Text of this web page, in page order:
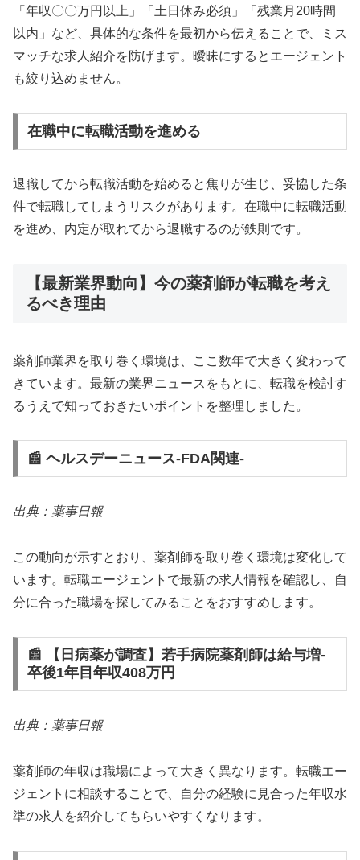
「年収〇〇万円以上」「土日休み必須」「残業月20時間
以内」など、具体的な条件を最初から伝えることで、ミス
マッチな求人紹介を防げます。曖昧にするとエージェント
も絞り込めません。
在職中に転職活動を進める
退職してから転職活動を始めると焦りが生じ、妥協した条
件で転職してしまうリスクがあります。在職中に転職活動
を進め、内定が取れてから退職するのが鉄則です。
【最新業界動向】今の薬剤師が転職を考え
るべき理由
薬剤師業界を取り巻く環境は、ここ数年で大きく変わって
きています。最新の業界ニュースをもとに、転職を検討す
るうえで知っておきたいポイントを整理しました。
📰 ヘルスデーニュース‐FDA関連‐
出典：薬事日報
この動向が示すとおり、薬剤師を取り巻く環境は変化して
います。転職エージェントで最新の求人情報を確認し、自
分に合った職場を探してみることをおすすめします。
📰 【日病薬が調査】若手病院薬剤師は給与増‐
卒後1年目年収408万円
出典：薬事日報
薬剤師の年収は職場によって大きく異なります。転職エー
ジェントに相談することで、自分の経験に見合った年収水
準の求人を紹介してもらいやすくなります。